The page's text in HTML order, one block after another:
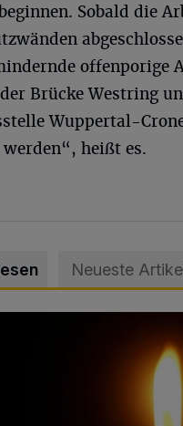
Sobald die
offenporige
Brücke Westring
Wuppertal-
heißt es.
Neueste